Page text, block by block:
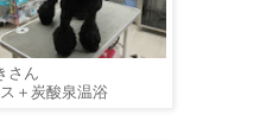
さん
＋炭酸泉温浴